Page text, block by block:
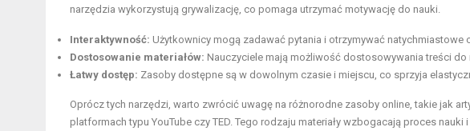
narzędzia wykorzystują grywalizację, co pomaga utrzymać motywację do nauki.
Interaktywność: Użytkownicy mogą zadawać pytania i otrzymywać
Dostosowanie materiałów: Nauczyciele mają możliwość dostosowywania treści do
Łatwy dostęp: Zasoby dostępne są w dowolnym czasie i miejscu, co sprzyja
Oprócz tych narzędzi, warto zwrócić uwagę na różnorodne zasoby online, takie jak
platformach typu YouTube czy TED. Tego rodzaju materiały wzbogacają proces